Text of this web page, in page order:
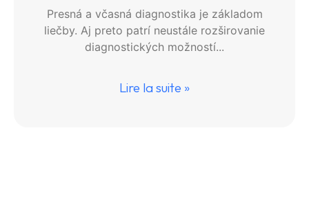
Presná a včasná diagnostika je základom
liečby. Aj preto patrí neustále rozširovanie
diagnostických možností...
Lire la suite »